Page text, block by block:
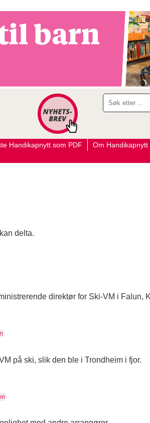
Handikapnytt som PDF Om Handikapnytt
delta.
direktør for Ski-VM i Falun,
på ski, slik den ble i Trondheim i fjor.